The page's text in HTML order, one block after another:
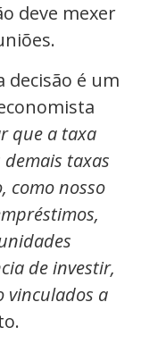
deve mexer
decisão é um
que a taxa
taxas
como nosso
de investir,
vinculados a